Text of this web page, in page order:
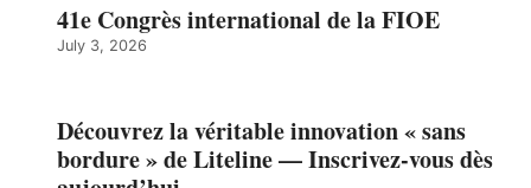
41e Congrès international de la FIOE
July 3, 2026
Découvrez la véritable innovation « sans
bordure » de Liteline — Inscrivez-vous dès